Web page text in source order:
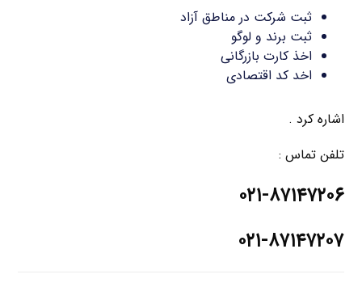
ثبت شرکت در مناطق آزاد
ثبت برند و لوگو
اخذ کارت بازرگانی
اخد کد اقتصادی
اشاره کرد .
تلفن تماس :
۰۲۱-۸۷۱۴۷۲۰۶
۰۲۱-۸۷۱۴۷۲۰۷